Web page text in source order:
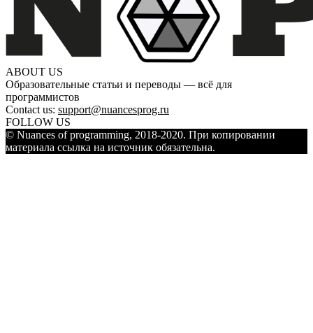
ABOUT US
Образовательные статьи и переводы — всё для
программистов
Contact us: support@nuancesprog.ru
FOLLOW US
© Nuances of programming, 2018-2020. При копировании
материала ссылка на источник обязательна.